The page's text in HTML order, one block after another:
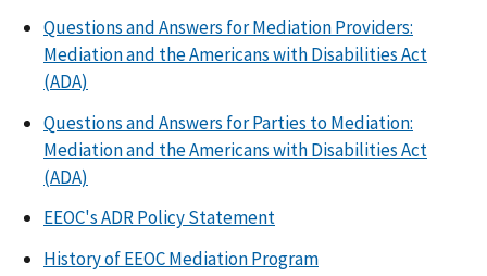
Questions and Answers for Mediation Providers:
Mediation and the Americans with Disabilities Act
(ADA)
Questions and Answers for Parties to Mediation:
Mediation and the Americans with Disabilities Act
(ADA)
EEOC's ADR Policy Statement
History of EEOC Mediation Program